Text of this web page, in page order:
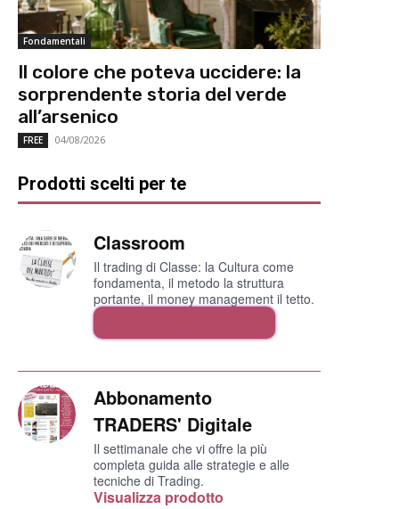
Fondamentali
Il colore che poteva uccidere: la
sorprendente storia del verde
all’arsenico
FREE 04/08/2026
Prodotti scelti per te
Classroom
Il trading di Classe: la Cultura come
fondamenta, il metodo la struttura
portante, il money management il tetto.
Abbonamento
TRADERS' Digitale
Il settimanale che vi offre la più
completa guida alle strategie e alle
tecniche di Trading.
Visualizza prodotto